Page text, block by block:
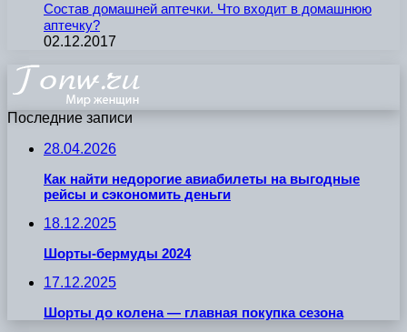
Состав домашней аптечки. Что входит в домашнюю
аптечку?
02.12.2017
Последние записи
28.04.2026
Как найти недорогие авиабилеты на выгодные
рейсы и сэкономить деньги
18.12.2025
Шорты-бермуды 2024
17.12.2025
Шорты до колена — главная покупка сезона